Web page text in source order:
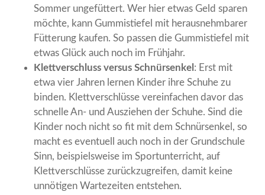
Sommer ungefüttert. Wer hier etwas Geld sparen
möchte, kann Gummistiefel mit herausnehmbarer
Fütterung kaufen. So passen die Gummistiefel mit
etwas Glück auch noch im Frühjahr.
Klettverschluss versus Schnürsenkel : Erst mit
etwa vier Jahren lernen Kinder ihre Schuhe zu
binden. Klettverschlüsse vereinfachen davor das
schnelle An- und Ausziehen der Schuhe. Sind die
Kinder noch nicht so fit mit dem Schnürsenkel, so
macht es eventuell auch noch in der Grundschule
Sinn, beispielsweise im Sportunterricht, auf
Klettverschlüsse zurückzugreifen, damit keine
unnötigen Wartezeiten entstehen.